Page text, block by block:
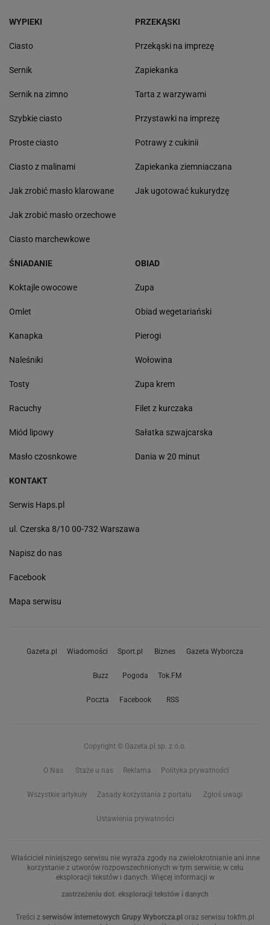
WYPIEKI
Ciasto
Sernik
Sernik na zimno
Szybkie ciasto
Proste ciasto
Ciasto z malinami
Jak zrobić masło klarowane
Jak zrobić masło orzechowe
Ciasto marchewkowe
PRZEKĄSKI
Przekąski na imprezę
Zapiekanka
Tarta z warzywami
Przystawki na imprezę
Potrawy z cukinii
Zapiekanka ziemniaczana
Jak ugotować kukurydzę
ŚNIADANIE
Koktajle owocowe
Omlet
Kanapka
Naleśniki
Tosty
Racuchy
Miód lipowy
Masło czosnkowe
OBIAD
Zupa
Obiad wegetariański
Pierogi
Wołowina
Zupa krem
Filet z kurczaka
Sałatka szwajcarska
Dania w 20 minut
KONTAKT
Serwis Haps.pl
ul. Czerska 8/10 00-732 Warszawa
Napisz do nas
Facebook
Mapa serwisu
Gazeta.pl Wiadomości Sport.pl Biznes Gazeta Wyborcza
Buzz Pogoda Tok.FM
Poczta Facebook RSS
Copyright © Gazeta.pl sp. z o.o.
O Nas Staże u nas Reklama Polityka prywatności
Wszystkie artykuły Zasady korzystania z portalu Zgłoś uwagi
Ustawienia prywatności
Właściciel niniejszego serwisu nie wyraża zgody na zwielokrotnianie ani inne
korzystanie z utworów rozpowszechnionych w tym serwisie, w celu
eksploracji tekstów i danych. Więcej informacji w
zastrzeżeniu dot. eksploracji tekstów i danych
Treści z serwisów internetowych Grupy Wyborcza.pl oraz serwisu tokfm.pl